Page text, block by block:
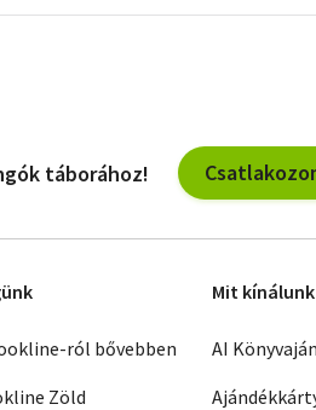
táborához!
ról bővebben
Zöld
Mit kínálunk
AI